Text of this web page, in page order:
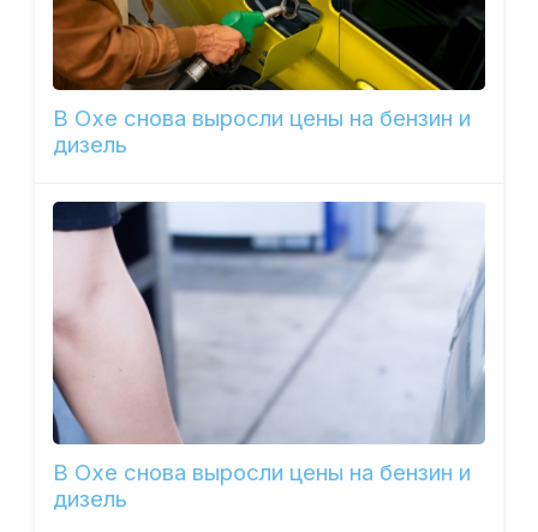
В Охе снова выросли цены на бензин и
дизель
В Охе снова выросли цены на бензин и
дизель